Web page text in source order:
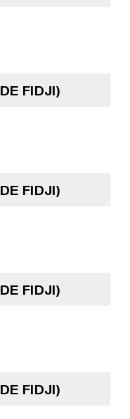
FIDJI)
FIDJI)
FIDJI)
FIDJI)